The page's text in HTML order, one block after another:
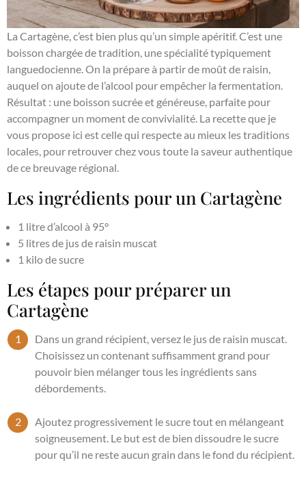
La Cartagène, c’est bien plus qu’un simple apéritif. C’est une
boisson chargée de tradition, une spécialité typiquement
languedocienne. On la prépare à partir de moût de raisin,
auquel on ajoute de l’alcool pour empêcher la fermentation.
Résultat : une boisson sucrée et généreuse, parfaite pour
accompagner un moment de convivialité. La recette que je
vous propose ici est celle qui respecte au mieux les traditions
locales, pour retrouver chez vous toute la saveur authentique
de ce breuvage régional.
Les ingrédients pour un Cartagène
1 litre d’alcool à 95°
5 litres de jus de raisin muscat
1 kilo de sucre
Les étapes pour préparer un
Cartagène
Dans un grand récipient, versez le jus de raisin muscat.
Choisissez un contenant suffisamment grand pour
pouvoir bien mélanger tous les ingrédients sans
débordements.
Ajoutez progressivement le sucre tout en mélangeant
soigneusement. Le but est de bien dissoudre le sucre
pour qu’il ne reste aucun grain dans le fond du récipient.